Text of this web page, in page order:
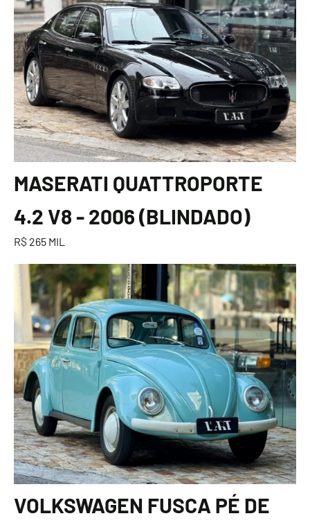
MASERATI QUATTROPORTE
4.2 V8 - 2006 (BLINDADO)
R$ 265 MIL
VOLKSWAGEN FUSCA PÉ DE